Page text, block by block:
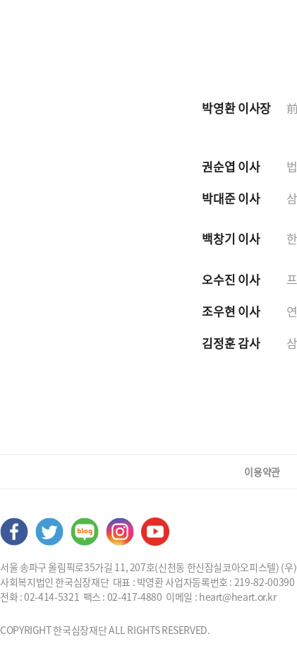
박영환 이사장
권순엽 이사
박대준 이사
백창기 이사
오수진 이사
조우현 이사
김정훈 감사
이용약관
서울 송파구 올림픽로35가길 11, 207호(신천동 한신잠실코아오피스텔) (
사회복지법인 한국심장재단 대표 : 박영환 사업자등록번호 : 219-82-00390
전화 : 02-414-5321 팩스 : 02-417-4880 이메일 : heart@heart.or.kr
COPYRIGHT 한국심장재단 ALL RIGHTS RESERVED.